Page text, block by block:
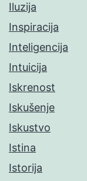
Iluzija
Inspiracija
Inteligencija
Intuicija
Iskrenost
Iskušenje
Iskustvo
Istina
Istorija